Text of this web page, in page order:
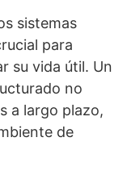
sistemas
para
su vida útil. Un
no
a largo plazo,
de